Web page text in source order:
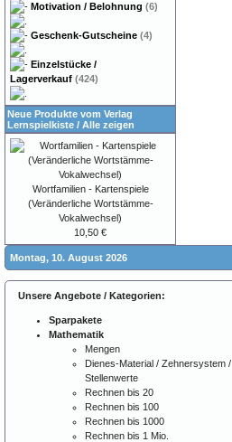
Motivation / Belohnung (6)
Geschenk-Gutscheine (4)
Einzelstücke /
Lagerverkauf (424)
Neue Produkte vom Verlag
Lernspielkiste / Alle zeigen
Wortfamilien - Kartenspiele
(Veränderliche Wortstämme-
Vokalwechsel)
10,50 €
Montag, 10. August 2026
Unsere Angebote / Kategorien:
Sparpakete
Mathematik
Mengen
Dienes-Material / Zehnersystem /
Stellenwerte
Rechnen bis 20
Rechnen bis 100
Rechnen bis 1000
Rechnen bis 1 Mio.